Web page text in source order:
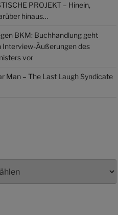
PROJEKT – Hinein,
hinaus…
BKM: Buchhandlung geht
Interview-Äußerungen des
vor
Man – The Last Laugh Syndicate